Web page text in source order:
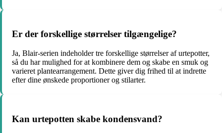
Er der forskellige størrelser tilgængelige?
Ja, Blair-serien indeholder tre forskellige størrelser af urtepotter,
så du har mulighed for at kombinere dem og skabe en smuk og
varieret plantearrangement. Dette giver dig frihed til at indrette
efter dine ønskede proportioner og stilarter.
Kan urtepotten skabe kondensvand?